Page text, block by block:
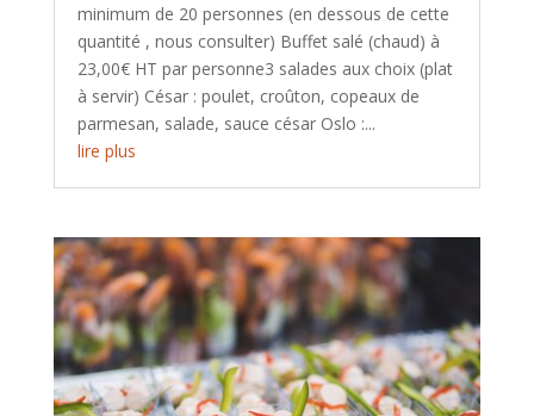
minimum de 20 personnes (en dessous de cette
quantité , nous consulter) Buffet salé (chaud) à
23,00€ HT par personne3 salades aux choix (plat
à servir) César : poulet, croûton, copeaux de
parmesan, salade, sauce césar Oslo :...
lire plus